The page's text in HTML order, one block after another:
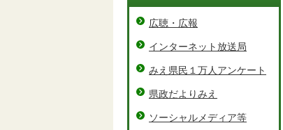
広聴・広報
インターネット放送局
みえ県民１万人アンケート
県政だよりみえ
ソーシャルメディア等